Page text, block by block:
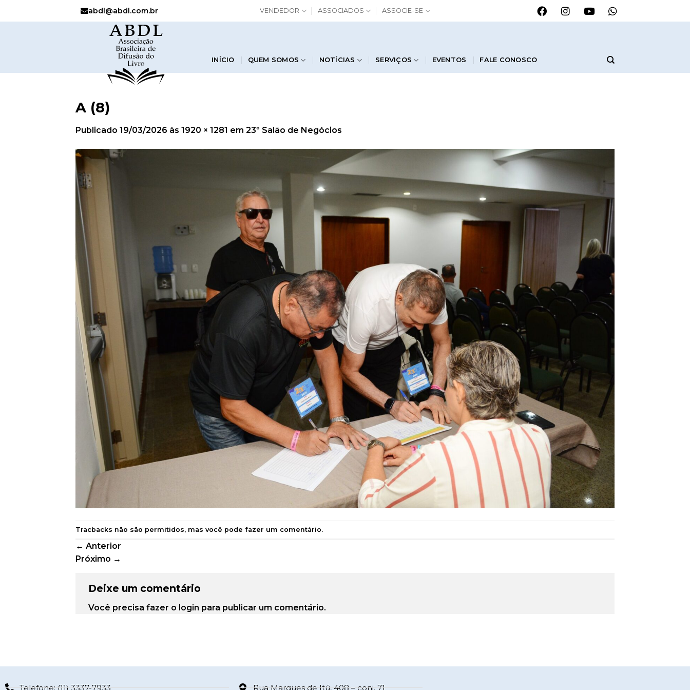
abdl@abdl.com.br VENDEDOR ASSOCIADOS ASSOCIE-SE
INÍCIO QUEM SOMOS NOTÍCIAS SERVIÇOS EVENTOS FALE CONOSCO
A (8)
Publicado 19/03/2026 às 1920 × 1281 em 23º Salão de Negócios
Tracbacks não são permitidos, mas você pode fazer um comentário.
← Anterior
Próximo →
Deixe um comentário
Você precisa fazer o login para publicar um comentário.
Telefone: (11) 3337-7933 Rua Marques de Itú, 408 – conj. 71